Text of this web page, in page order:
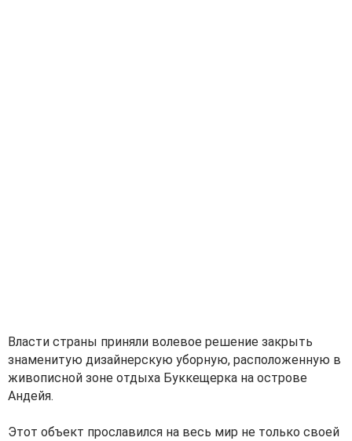
Власти страны приняли волевое решение закрыть
знаменитую дизайнерскую уборную, расположенную в
живописной зоне отдыха Буккещерка на острове
Андейя.
Этот объект прославился на весь мир не только своей